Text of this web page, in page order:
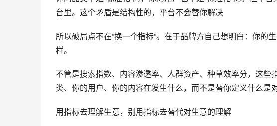
台里。这个矛盾是结构性的，平台不会替你解决
所以破局点不在”换一个指标”。在于品牌方自己想明白：你的
样。
不管是搜索指数、内容渗透率、人群资产、种草效率分，这
类、你的用户、你的内容在发生什么，而不是替你定义什么是
用指标去理解生意，别用指标去替代对生意的理解